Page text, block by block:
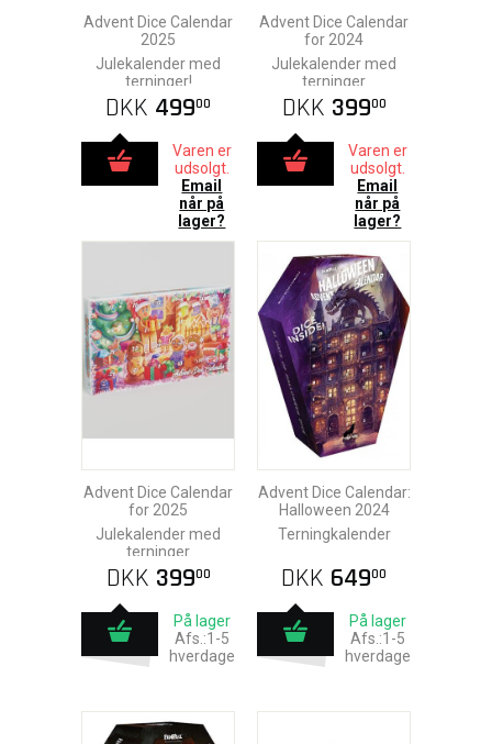
Advent Dice Calendar
2025
Julekalender med
terninger!
DKK 49900
Varen er
udsolgt.
Email
når på
lager?
Advent Dice Calendar
for 2024
Julekalender med
terninger
DKK 39900
Varen er
udsolgt.
Email
når på
lager?
Advent Dice Calendar
for 2025
Julekalender med
terninger
DKK 39900
På lager
Afs.:1-5
hverdage
Advent Dice Calendar:
Halloween 2024
Terningkalender
DKK 64900
På lager
Afs.:1-5
hverdage